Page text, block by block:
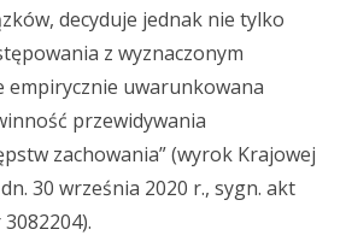
decyduje jednak nie tylko
z wyznaczonym
empirycznie uwarunkowana
przewidywania
zachowania” (wyrok Krajowej
30 września 2020 r., sygn. akt